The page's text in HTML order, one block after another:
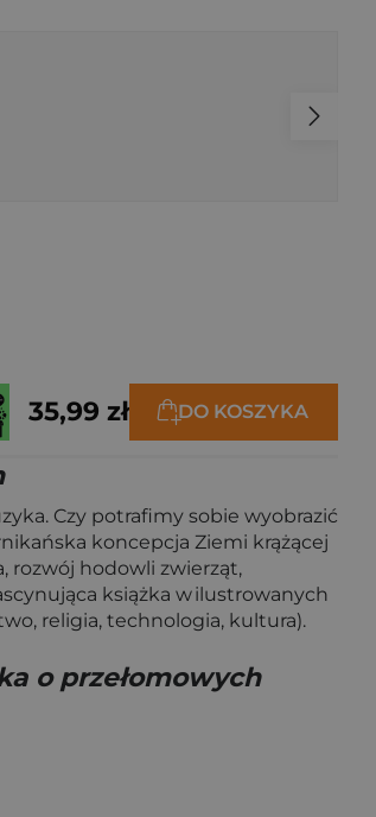
35,99 zł DO KOSZYKA
Czy potrafimy sobie wyobrazić
koncepcja Ziemi krążącej
rozwój hodowli zwierząt,
książka w ilustrowanych
religia, technologia, kultura).
o przełomowych